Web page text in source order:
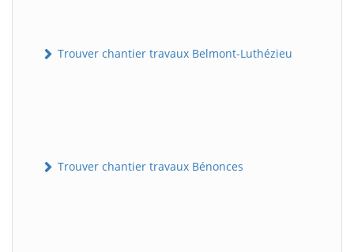
Trouver chantier travaux Belmont-Luthézieu
Trouver chantier travaux Bénonces